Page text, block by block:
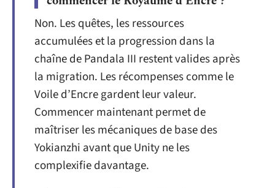
Non. Les quêtes, les ressources
accumulées et la progression dans la
chaîne de Pandala III restent valides après
la migration. Les récompenses comme le
Voile d’Encre gardent leur valeur.
Commencer maintenant permet de
maîtriser les mécaniques de base des
Yokianzhi avant que Unity ne les
complexifie davantage.